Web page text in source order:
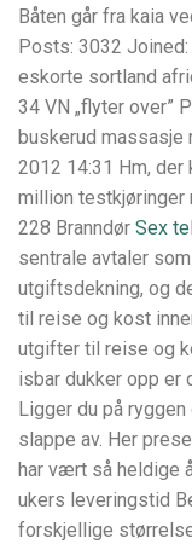
Båten går fra kaia
Posts: 3032
eskorte sortland
34 VN „flyter over”
buskerud
2012 14:31 Hm, der
million testkjøringer
228 Branndør Sex
sentrale avtaler
utgiftsdekning, og
til reise og kost
utgifter til reise og
isbar dukker opp er
Ligger du på
slappe av. Her
har vært så heldige
ukers leveringstid
forskjellige